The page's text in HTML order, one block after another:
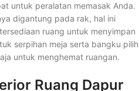
untuk peralatan memasak Anda.
digantung pada rak, hal ini
ruang untuk menyimpan
serpihan meja serta bangku pilih
untuk menghemat ruangan.
Ruang Dapur